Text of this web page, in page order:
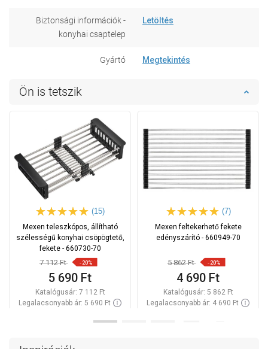
Biztonsági információk -
konyhai csaptelep
Letöltés
Gyártó Megtekintés
Ön is tetszik
(15)
Mexen teleszkópos, állítható
szélességű konyhai csöpögtető,
fekete - 660730-70
7 112 Ft -20%
5 690 Ft
Katalógusár: 7 112 Ft
Legalacsonyabb ár: 5 690 Ft
(7)
Mexen feltekerhető fekete
edényszárító - 660949-70
5 862 Ft -20%
4 690 Ft
Katalógusár: 5 862 Ft
Legalacsonyabb ár: 4 690 Ft